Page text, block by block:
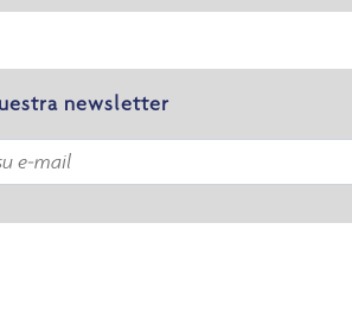
newsletter